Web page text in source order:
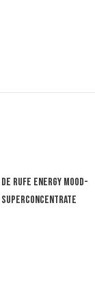
de rufe energy mood-